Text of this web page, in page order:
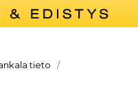
tieto
/